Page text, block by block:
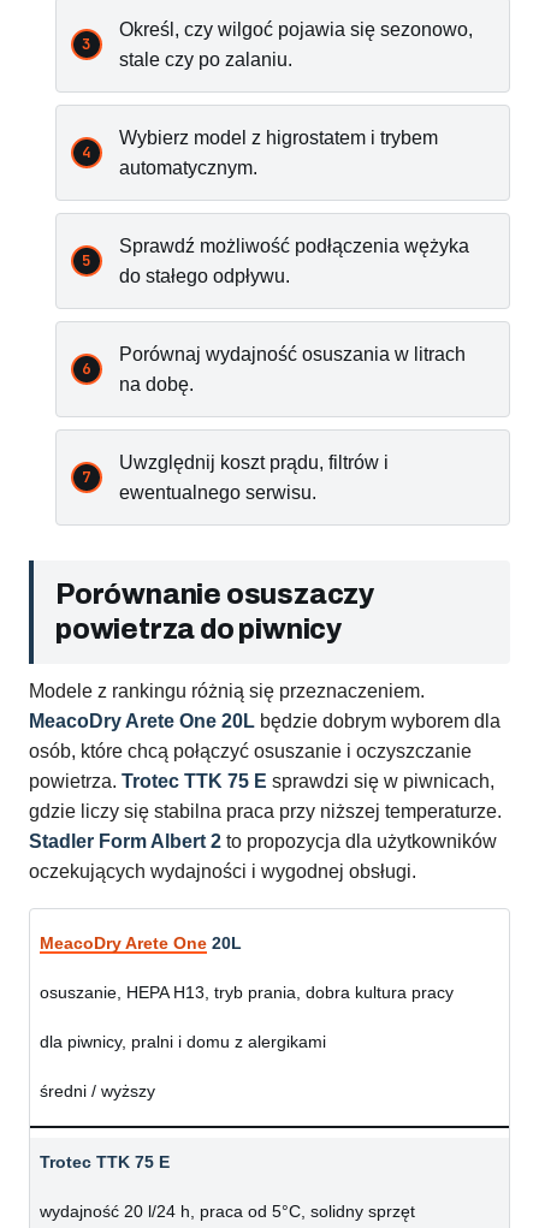
Określ, czy wilgoć pojawia się sezonowo,
stale czy po zalaniu.
Wybierz model z higrostatem i trybem
automatycznym.
Sprawdź możliwość podłączenia wężyka
do stałego odpływu.
Porównaj wydajność osuszania w litrach
na dobę.
Uwzględnij koszt prądu, filtrów i
ewentualnego serwisu.
Porównanie osuszaczy
powietrza do piwnicy
Modele z rankingu różnią się przeznaczeniem.
MeacoDry Arete One 20L będzie dobrym wyborem dla
osób, które chcą połączyć osuszanie i oczyszczanie
powietrza. Trotec TTK 75 E sprawdzi się w piwnicach,
gdzie liczy się stabilna praca przy niższej temperaturze.
Stadler Form Albert 2 to propozycja dla użytkowników
oczekujących wydajności i wygodnej obsługi.
MeacoDry Arete One 20L
osuszanie, HEPA H13, tryb prania, dobra kultura pracy
dla piwnicy, pralni i domu z alergikami
średni / wyższy
Trotec TTK 75 E
wydajność 20 l/24 h, praca od 5°C, solidny sprzęt